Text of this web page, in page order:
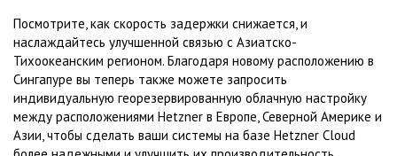
Посмотрите, как скорость задержки снижается, и
наслаждайтесь улучшенной связью с Азиатско-
Тихоокеанским регионом. Благодаря новому расположению в
Сингапуре вы теперь также можете запросить
индивидуальную георезервированную облачную настройку
между расположениями Hetzner в Европе, Северной Америке и
Азии, чтобы сделать ваши системы на базе Hetzner Cloud